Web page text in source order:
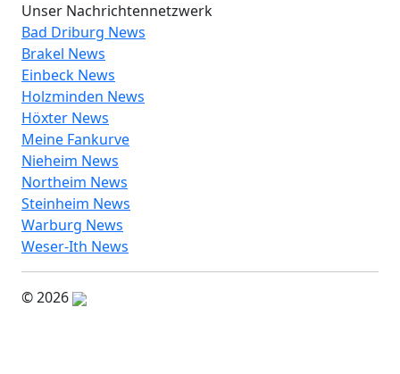
Unser Nachrichtennetzwerk
Bad Driburg News
Brakel News
Einbeck News
Holzminden News
Höxter News
Meine Fankurve
Nieheim News
Northeim News
Steinheim News
Warburg News
Weser-Ith News
© 2026